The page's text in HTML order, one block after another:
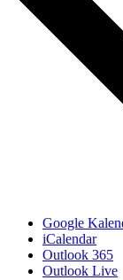
Google
iCalendar
Outlook 365
Outlook Live